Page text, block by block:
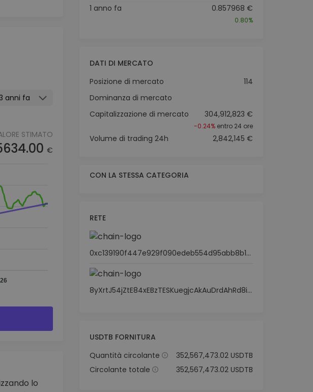
anni fa
STIMATO
€
lo
1 anno fa 0.857968 €
0.80%
DATI DI MERCATO
Posizione di mercato
114
Dominanza di mercato
Capitalizzazione di mercato
304,912,823 €
-0.24%entro 24 ore
Volume di trading 24h 2,842,145 €
CON LA STESSA CATEGORIA
RETE
0xc139190f447e929f090edeb554d95abb8b18ac1c
8yXrtJ54jZtE84xEBzTESKuegjcAkAuDrdAhRd8i8n3T
USDTB FORNITURA
Quantità circolante
352,567,473.02 USDTB
Circolante totale
352,567,473.02 USDTB